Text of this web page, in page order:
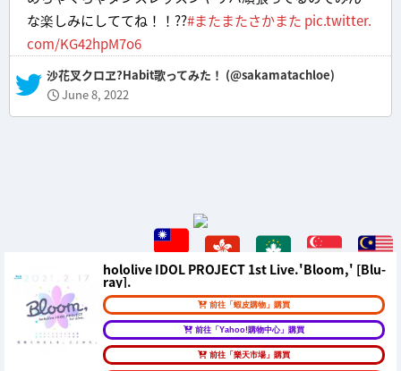
な楽しみにしててね！！??#またまたさかまた pic.twitter.
com/KG42hpM7o6
— 沙花叉クロヱ?Habit歌ってみた！ (@sakamatachloe)
June 8, 2022
hololive IDOL PROJECT 1st Live.'Bloom,' [Blu-
ray].
前往「蝦皮購物」購買
前往「Yahoo!購物中心」購買
前往「樂天市場」購買